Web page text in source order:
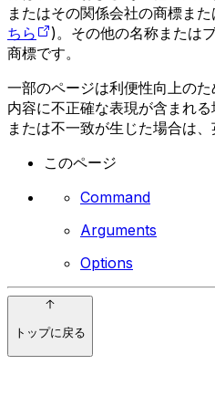
またはその関係会社の商標ま
ちら
)。その他の名称または
商標です。
一部のページは利便性向上のた
内容に不正確な表現が含まれ
または不一致が生じた場合は、
このページ
Command
Arguments
Options
トップに戻る